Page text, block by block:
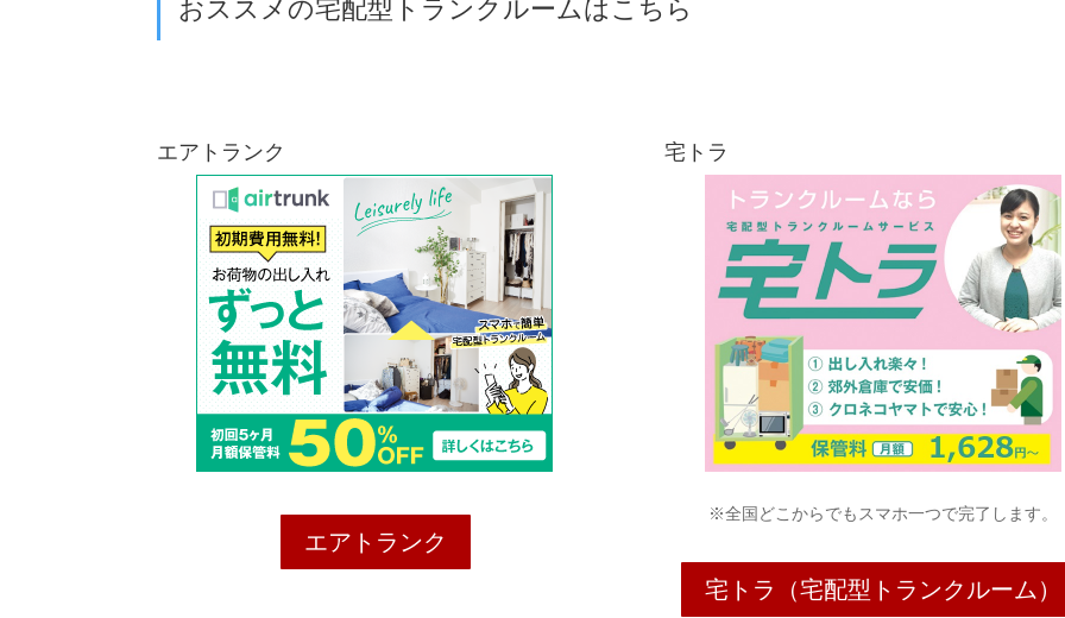
おススメの宅配型トランクルームはこちら
エアトランク
エアトランク
宅トラ
※全国どこからでもスマホ一つで完了します。
宅トラ（宅配型トランクルーム）